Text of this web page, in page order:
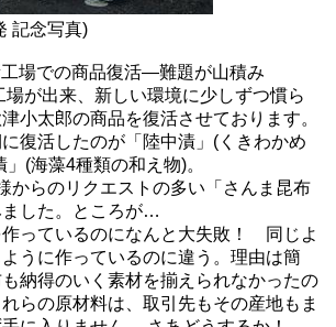
記念写真)
場での商品復活―難題が山積み
が出来、新しい環境に少しずつ慣ら
小太郎の商品を復活させております。
復活したのが「陸中漬」(くきわかめ
(海藻4種類の和え物)。
からのリクエストの多い「さんま昆布
した。ところが…
っているのになんと大失敗！ 同じよ
うに作っているのに違う。理由は簡
納得のいく素材を揃えられなかったの
らの原材料は、取引先もその産地もま